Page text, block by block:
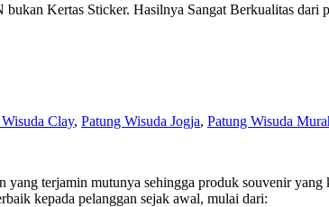
Kertas Sticker. Hasilnya Sangat Berkualitas dari
Clay, Patung Wisuda Jogja, Patung Wisuda
yang terjamin mutunya sehingga produk souvenir
kepada pelanggan sejak awal, mulai dari: